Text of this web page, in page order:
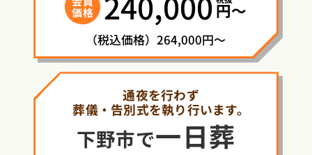
価格 円〜
（税込価格）264,000円～
通夜を行わず
葬儀・告別式を執り行います。
下野市で一日葬